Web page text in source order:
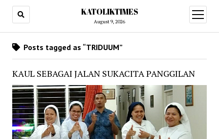
KATOLIKTIMES
August 9, 2026
open
menu
Posts tagged as “TRIDUUM”
KAUL SEBAGAI JALAN SUKACITA PANGGILAN